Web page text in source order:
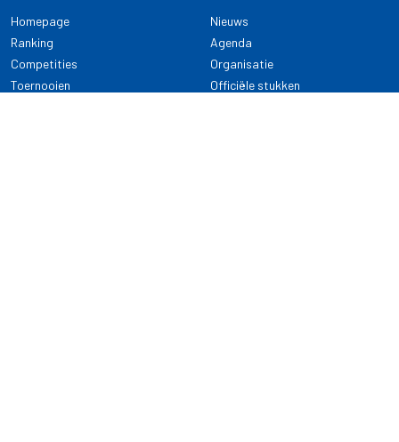
Homepage
Ranking
Competities
Toernooien
Nieuws
Agenda
Organisatie
Officiële stukken